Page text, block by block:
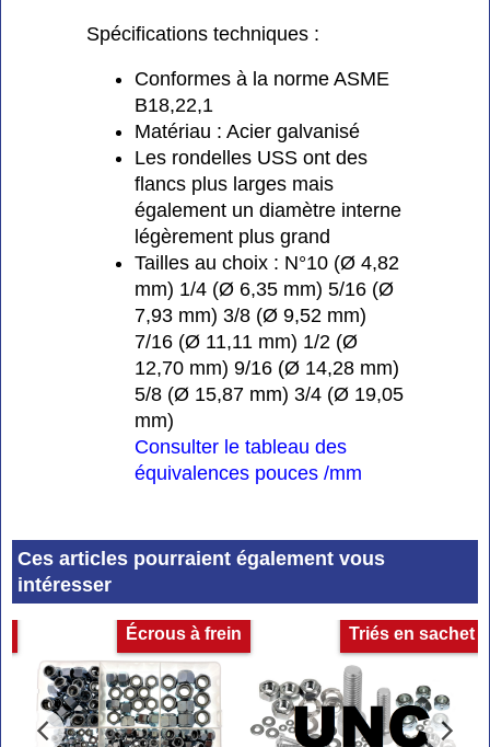
Spécifications techniques :
Conformes à la norme ASME
B18,22,1
Matériau : Acier galvanisé
Les rondelles USS ont des
flancs plus larges mais
également un diamètre interne
légèrement plus grand
Tailles au choix : N°10 (Ø 4,82
mm) 1/4 (Ø 6,35 mm) 5/16 (Ø
7,93 mm) 3/8 (Ø 9,52 mm)
7/16 (Ø 11,11 mm) 1/2 (Ø
12,70 mm) 9/16 (Ø 14,28 mm)
5/8 (Ø 15,87 mm) 3/4 (Ø 19,05
mm)
Consulter le tableau des
équivalences pouces /mm
Ces articles pourraient également vous
intéresser
Écrous à frein Triés en sachet